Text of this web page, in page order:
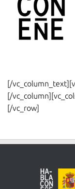
[/
[/
[/vc_row]